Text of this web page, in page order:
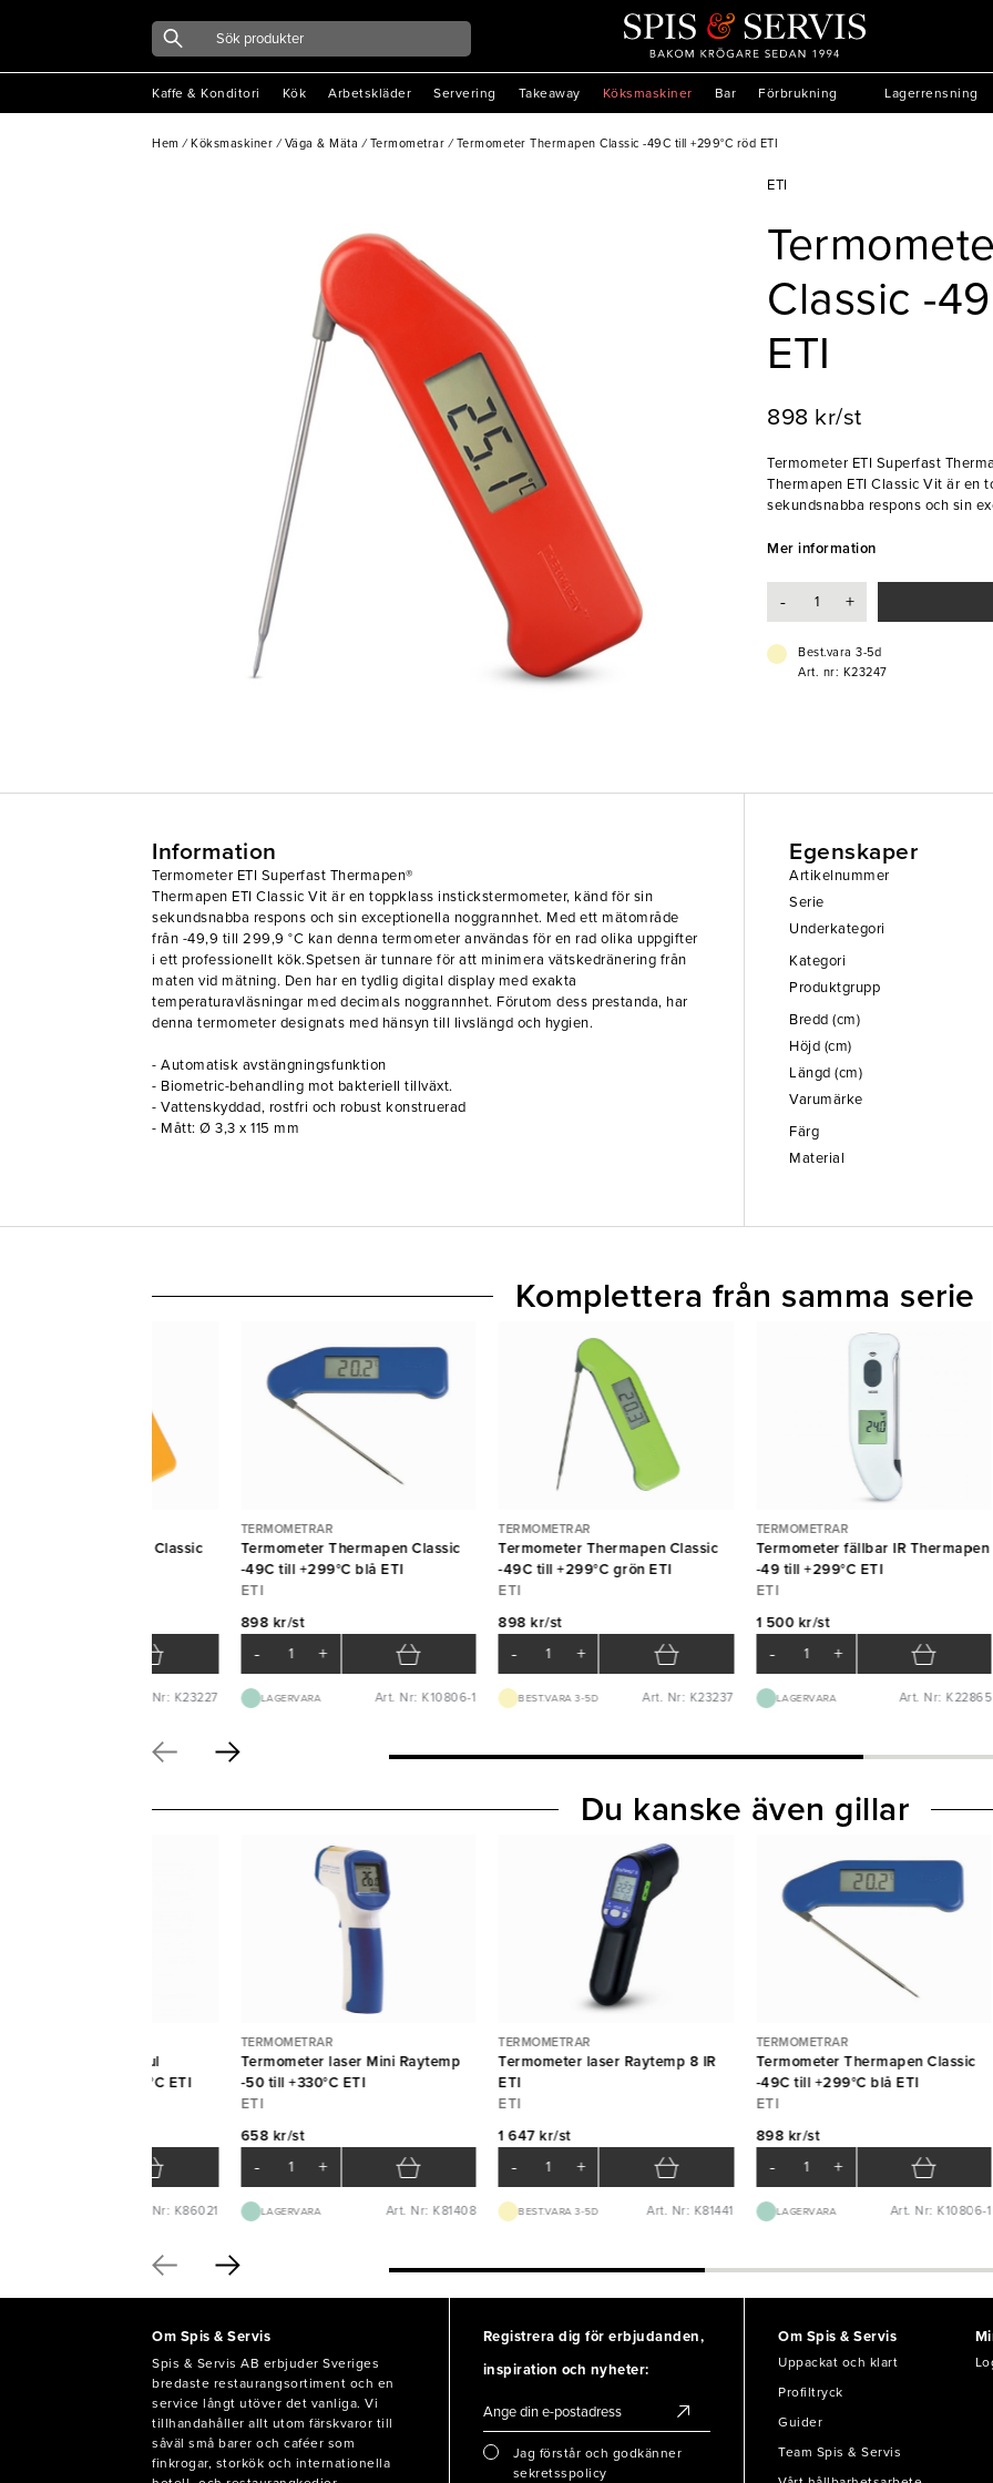
Kaffe & Konditori Kök Arbetskläder Servering Takeaway Köksmaskiner Bar Förbrukning Lagerrensning
Hem / Köksmaskiner / Väga & Mäta / Termometrar / Termometer Thermapen Classic -49C till +299°C röd ETI
ETI
Classic -
ETI
898 kr/st
Termometer ETI Superfast
Thermapen ETI Classic Vit är en
sekundsnabba respons och sin
professionellt kök.Spetsen är
med hänsyn till livslängd och
- Automatisk avstängningsfunktion
- Biometric-behandling mot
Mer information
- +
Best.vara 3-5d
Art. nr: K23247
Information
Termometer ETI Superfast Thermapen®
Thermapen ETI Classic Vit är en toppklass instickstermometer, känd för sin
sekundsnabba respons och sin exceptionella noggrannhet. Med ett mätområde
från -49,9 till 299,9 °C kan denna termometer användas för en rad olika uppgifter
i ett professionellt kök.Spetsen är tunnare för att minimera vätskedränering från
maten vid mätning. Den har en tydlig digital display med exakta
temperaturavläsningar med decimals noggrannhet. Förutom dess prestanda, har
denna termometer designats med hänsyn till livslängd och hygien.
- Automatisk avstängningsfunktion
- Biometric-behandling mot bakteriell tillväxt.
- Vattenskyddad, rostfri och robust konstruerad
- Mått: Ø 3,3 x 115 mm
Egenskaper
Artikelnummer
Serie
Underkategori
Kategori
Produktgrupp
Bredd (cm)
Höjd (cm)
Längd (cm)
Varumärke
Färg
Material
Thermapen Classic
Art. Nr: K23227
TERMOMETRAR
Termometer Thermapen Classic
-49C till +299°C blå ETI
ETI
898 kr/st
- +
LAGERVARA Art. Nr: K10806-1
TERMOMETRAR
Termometer Thermapen Classic
-49C till +299°C grön ETI
ETI
898 kr/st
- +
BEST.VARA 3-5D Art. Nr: K23237
TERMOMETRAR
Termometer fällbar IR Thermapen
-49 till +299°C ETI
ETI
1 500 kr/st
- +
LAGERVARA Art. Nr: K22865
Komplettera från samma serie
Therma 1 gul
kit -99 till +299°C ETI
Art. Nr: K86021
TERMOMETRAR
Termometer laser Mini Raytemp
-50 till +330°C ETI
ETI
658 kr/st
- +
LAGERVARA Art. Nr: K81408
TERMOMETRAR
Termometer laser Raytemp 8 IR
ETI
ETI
1 647 kr/st
- +
BEST.VARA 3-5D Art. Nr: K81441
TERMOMETRAR
Termometer Thermapen Classic
-49C till +299°C blå ETI
ETI
898 kr/st
- +
LAGERVARA Art. Nr: K10806-1
Du kanske även gillar
Om Spis & Servis
Spis & Servis AB erbjuder Sveriges
bredaste restaurangsortiment och en
service långt utöver det vanliga. Vi
tillhandahåller allt utom färskvaror till
såväl små barer och caféer som
finkrogar, storkök och internationella
Registrera dig för erbjudanden,
inspiration och nyheter:
Jag förstår och godkänner
sekretsspolicy
Om Spis & Servis
Uppackat och klart
Profiltryck
Guider
Team Spis & Servis